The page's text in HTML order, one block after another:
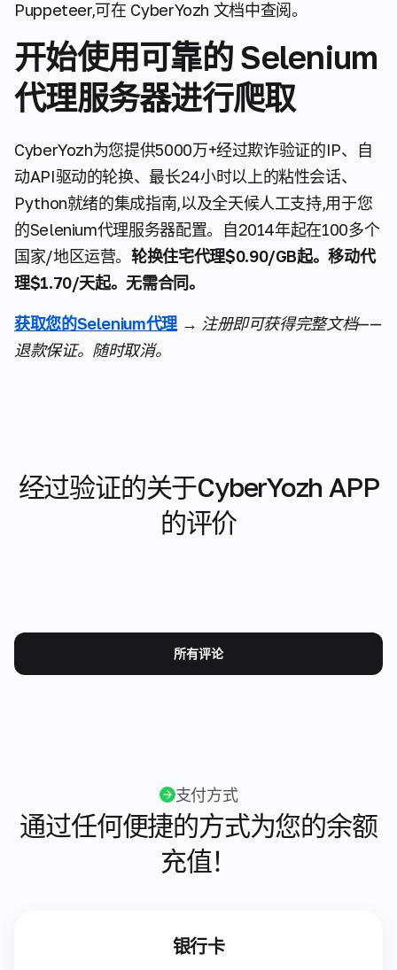
Puppeteer,可在 CyberYozh 文档中查阅。
开始使用可靠的 Selenium
代理服务器进行爬取
CyberYozh为您提供5000万+经过欺诈验证的IP、自
动API驱动的轮换、最长24小时以上的粘性会话、
Python就绪的集成指南,以及全天候人工支持,用于您
的Selenium代理服务器配置。自2014年起在100多个
国家/地区运营。轮换住宅代理$0.90/GB起。移动代
理$1.70/天起。无需合同。
获取您的Selenium代理→ 注册即可获得完整文档——
退款保证。随时取消。
经过验证的关于CyberYozh APP
的评价
所有评论
支付方式
通过任何便捷的方式为您的余额
充值！
银行卡